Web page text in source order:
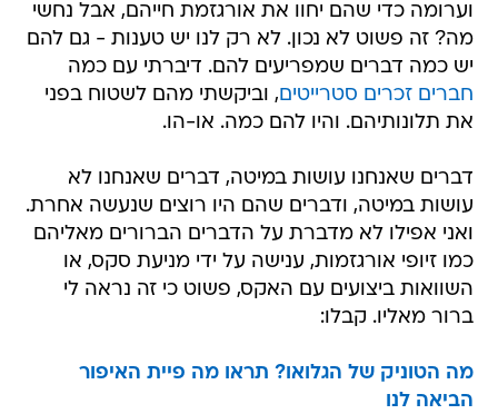
וערומה כדי שהם יחוו את אורגזמת חייהם, אבל נחשי
מה? זה פשוט לא נכון. לא רק לנו יש טענות - גם להם
יש כמה דברים שמפריעים להם. דיברתי עם כמה
חברים זכרים סטרייטים, וביקשתי מהם לשטוח בפני
את תלונותיהם. והיו להם כמה. או-הו.
דברים שאנחנו עושות במיטה, דברים שאנחנו לא
עושות במיטה, ודברים שהם היו רוצים שנעשה אחרת.
ואני אפילו לא מדברת על הדברים הברורים מאליהם
כמו זיופי אורגזמות, ענישה על ידי מניעת סקס, או
השוואות ביצועים עם האקס, פשוט כי זה נראה לי
ברור מאליו. קבלו:
מה הטוניק של הגלואו? תראו מה פיית האיפור
הביאה לנו